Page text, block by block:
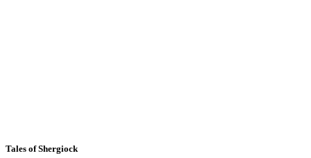
Tales of Shergiock